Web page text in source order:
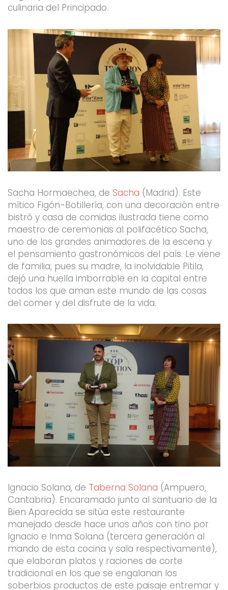
culinaria del Principado.
Sacha Hormaechea, de Sacha (Madrid). Este
mítico Figón-Botillería, con una decoración entre
bistró y casa de comidas ilustrada tiene como
maestro de ceremonias al polifacético Sacha,
uno de los grandes animadores de la escena y
el pensamiento gastronómicos del país. Le viene
de familia, pues su madre, la inolvidable Pitila,
dejó una huella imborrable en la capital entre
todos los que aman este mundo de las cosas
del comer y del disfrute de la vida.
Ignacio Solana, de Taberna Solana (Ampuero,
Cantabria). Encaramado junto al santuario de la
Bien Aparecida se sitúa este restaurante
manejado desde hace unos años con tino por
Ignacio e Inma Solana (tercera generación al
mando de esta cocina y sala respectivamente),
que elaboran platos y raciones de corte
tradicional en los que se engalanan los
soberbios productos de este paisaje entremar y